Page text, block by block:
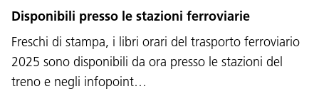
Disponibili presso le stazioni ferroviarie
Freschi di stampa, i libri orari del trasporto ferroviario
2025 sono disponibili da ora presso le stazioni del
treno e negli infopoint…